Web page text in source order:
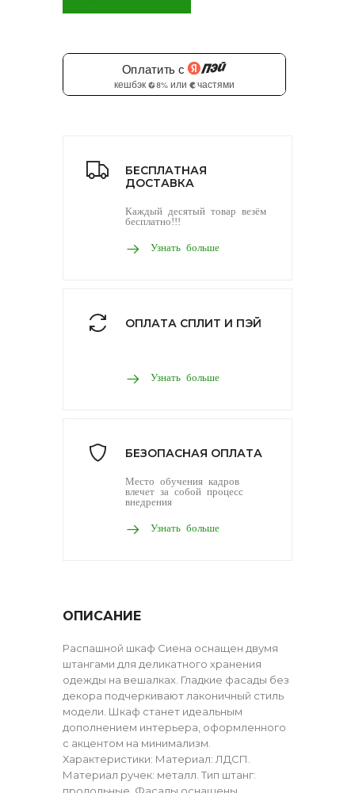
БЕСПЛАТНАЯ
ДОСТАВКА
Каждый десятый товар везём
бесплатно!!!
Узнать больше
ОПЛАТА СПЛИТ И ПЭЙ
Узнать больше
БЕЗОПАСНАЯ ОПЛАТА
Место обучения кадров
влечет за собой процесс
внедрения
Узнать больше
ОПИСАНИЕ
Распашной шкаф Сиена оснащен двумя
штангами для деликатного хранения
одежды на вешалках. Гладкие фасады без
декора подчеркивают лаконичный стиль
модели. Шкаф станет идеальным
дополнением интерьера, оформленного
с акцентом на минимализм.
Характеристики: Материал: ЛДСП.
Материал ручек: металл. Тип штанг: